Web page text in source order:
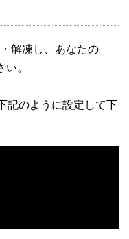
解凍し、あなたの
。
記のように設定して下